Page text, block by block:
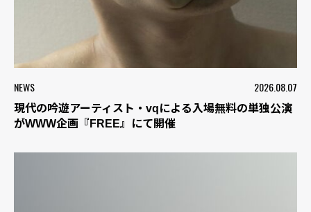
NEWS 2026.08.07
現代の吟遊アーティスト・vqによる入場無料の単独公演
がWWW企画『FREE』にて開催